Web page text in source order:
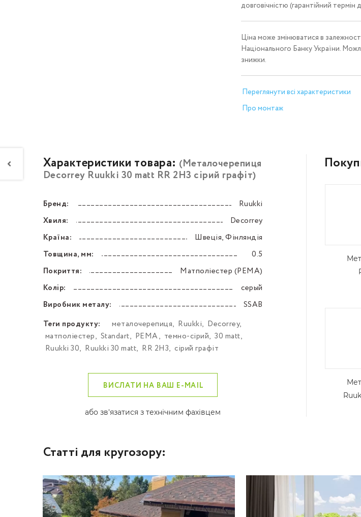
довговічністю (гарантійний термін
Ціна може змінюватися в
Національного Банку України.
знижки.
Переглянути всі характеристики
Про монтаж
Характеристики товара: (Металочерепиця
Decorrey Ruukki 30 matt RR 2H3 сірий графіт)
Бренд:
–––––––––––––––––––––––––––––––––––––––––––––
Ruukki
Хвиля:
–––––––––––––––––––––––––––––––––––––––––––––Decorrey
Країна:
–––––––––––––––––––––––––––––––––––––––––––––
Швеція, Фінляндія
Товщина, мм:
–––––––––––––––––––––––––––––––––––––––––––––
0.5
Покриття:
–––––––––––––––––––––––––––––––––––––––––––––
Матполіестер (PEMA)
Колір:
–––––––––––––––––––––––––––––––––––––––––––––
серый
Виробник металу:
–––––––––––––––––––––––––––––––––––––––––––––
SSAB
Теги продукту:
металочерепиця, Ruukki, Decorrey,
матполіестер, Standart, PEMA, темно-сірий, 30 matt,
Ruukki 30, Ruukki 30 matt, RR 2H3, сірий графіт
ВИСЛАТИ НА ВАШ E-MAIL
або зв'язатися з технічним фахівцем
Статті для кругозору: